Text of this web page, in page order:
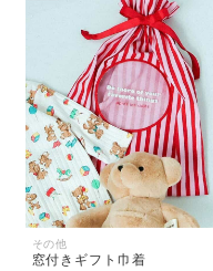
その他
窓付きギフト巾着